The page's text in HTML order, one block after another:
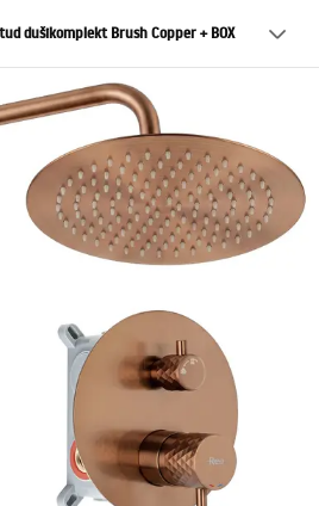
dušikomplekt Brush Copper + BOX